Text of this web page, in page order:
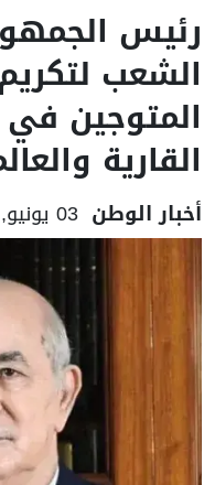
رئيس
الشعب
المتوجين
القارية
أخبار الوطن 03 يونيو, 2026